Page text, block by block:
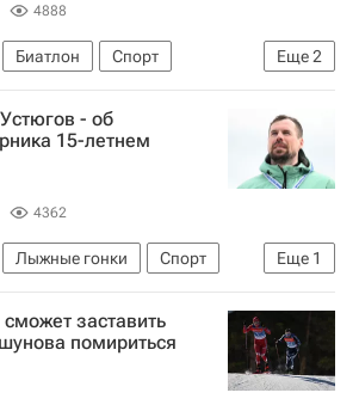
4888
Еще2
Биатлон
Спорт
Кристина Резцова
- об
15-летнем
4362
Еще 1
Лыжные гонки
Спорт
заставить
помириться